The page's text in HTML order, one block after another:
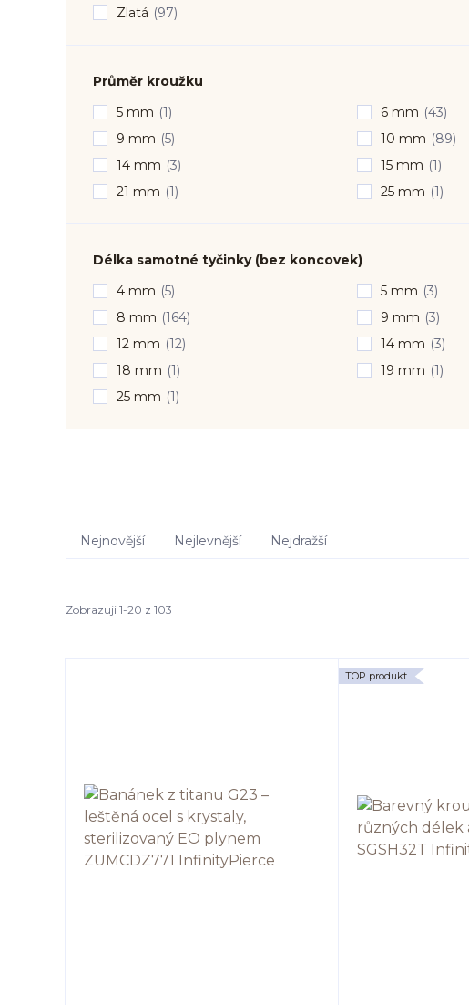
Zlatá (97)
Průměr kroužku
5 mm (1) 6 mm (43)
9 mm (5) 10 mm (89)
14 mm (3) 15 mm (1)
21 mm (1) 25 mm (1)
Délka samotné tyčinky (bez koncovek)
4 mm (5) 5 mm (3)
8 mm (164) 9 mm (3)
12 mm (12) 14 mm (3)
18 mm (1) 19 mm (1)
25 mm (1)
Nejnovější Nejlevnější Nejdražší
Zobrazuji 1-20 z 103
TOP produkt